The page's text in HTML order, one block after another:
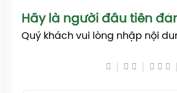
Hãy là người đầu tiên
Quý khách vui lòng nhập nội